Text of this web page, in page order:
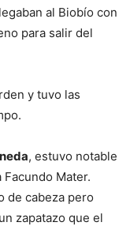
al Biobío con
para salir del
y tuvo las
, estuvo notable
Facundo Mater.
de cabeza pero
zapatazo que el